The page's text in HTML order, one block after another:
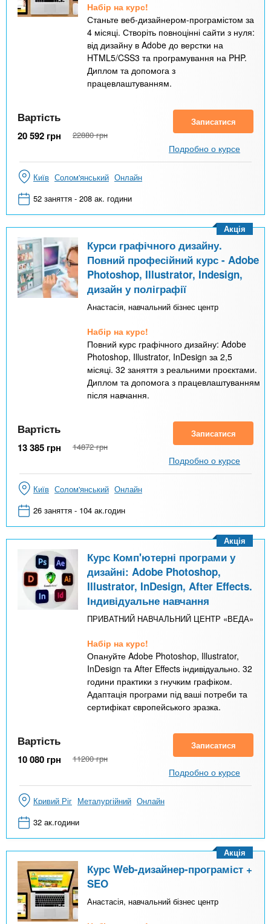
Набір на курс!
Станьте веб-дизайнером-програмістом за
4 місяці. Створіть повноцінні сайти з нуля:
від дизайну в Adobe до верстки на
HTML5/CSS3 та програмування на PHP.
Диплом та допомога з
працевлаштуванням.
Вартість
20 592 грн 22880 грн
Записатися
Подробно о курсе
Київ Солом'янський Онлайн
52 заняття - 208 ак. години
Курси графічного дизайну.
Повний професійний курс - Adobe
Photoshop, Illustrator, Indesign,
дизайн у поліграфії
Анастасія, навчальний бізнес центр
Набір на курс!
Повний курс графічного дизайну: Adobe
Photoshop, Illustrator, InDesign за 2,5
місяці. 32 заняття з реальними проєктами.
Диплом та допомога з працевлаштуванням
після навчання.
Акція
Вартість
13 385 грн 14872 грн
Записатися
Подробно о курсе
Київ Солом'янський Онлайн
26 заняття - 104 ак.годин
Курс Комп'ютерні програми у
дизайні: Adobe Photoshop,
Illustrator, InDesign, After Effects.
Індивідуальне навчання
ПРИВАТНИЙ НАВЧАЛЬНИЙ ЦЕНТР «ВЕДА»
Набір на курс!
Опануйте Adobe Photoshop, Illustrator,
InDesign та After Effects індивідуально. 32
години практики з гнучким графіком.
Адаптація програми під ваші потреби та
сертифікат європейського зразка.
Акція
Вартість
10 080 грн 11200 грн
Записатися
Подробно о курсе
Кривий Ріг Металургійний Онлайн
32 ак.години
Курс Web-дизайнер-програміст +
SEO
Анастасія, навчальний бізнес центр
Акція